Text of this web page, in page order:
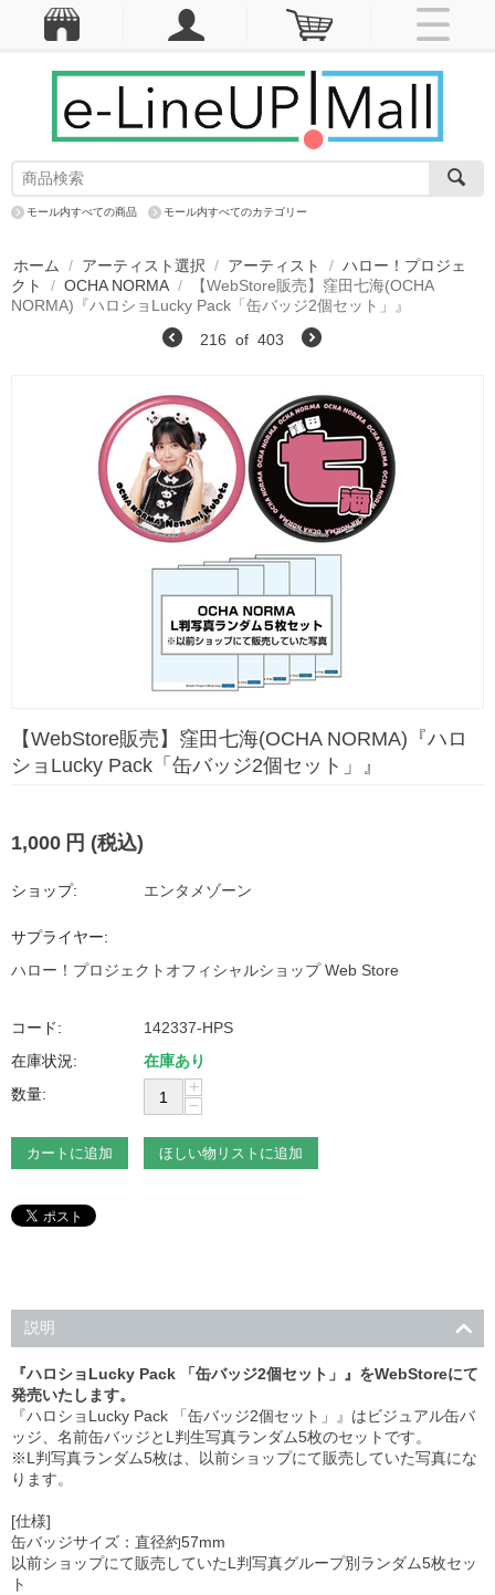
モール内すべての商品 モール内すべてのカテゴリー
ホーム / アーティスト選択 / アーティスト / ハロー！プロジェ
クト
/ OCHA NORMA /
【WebStore販売】窪田七海(OCHA
NORMA)『ハロショLucky Pack「缶バッジ2個セット」』
216 of 403
【WebStore販売】窪田七海(OCHA NORMA)『ハロ
ショLucky Pack「缶バッジ2個セット」』
1,000 円 (税込)
ショップ: エンタメゾーン
サプライヤー:
ハロー！プロジェクトオフィシャルショップ Web Store
コード:
142337-HPS
在庫状況:
在庫あり
数量:
+
−
カートに追加 ほしい物リストに追加
説明
『ハロショLucky Pack 「缶バッジ2個セット」』をWebStoreにて
発売いたします。
『ハロショLucky Pack 「缶バッジ2個セット」』はビジュアル缶バ
ッジ、名前缶バッジとL判生写真ランダム5枚のセットです。
※L判写真ランダム5枚は、以前ショップにて販売していた写真にな
ります。
[仕様]
缶バッジサイズ：直径約57mm
以前ショップにて販売していたL判写真グループ別ランダム5枚セッ
ト